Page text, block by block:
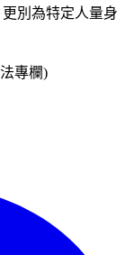
別為特定人量身
專欄)